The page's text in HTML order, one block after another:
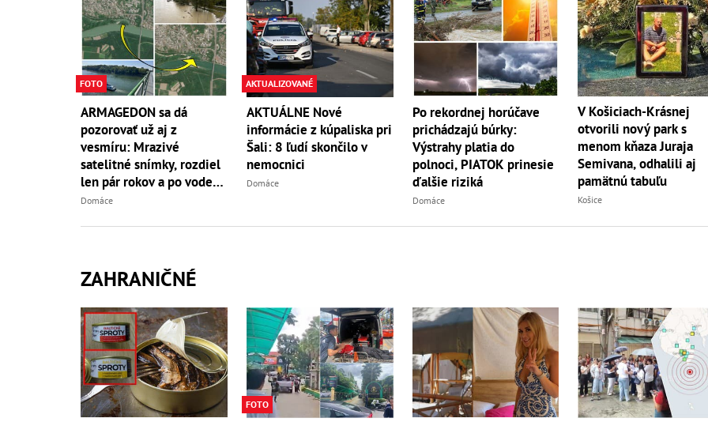
FOTO
ARMAGEDON sa dá
pozorovať už aj z
vesmíru: Mrazivé
satelitné snímky, rozdiel
len pár rokov a po vode
ani stopy!
Domáce
AKTUALIZOVANÉ
AKTUÁLNE Nové
informácie z kúpaliska pri
Šali: 8 ľudí skončilo v
nemocnici
Domáce
Po rekordnej horúčave
prichádzajú búrky:
Výstrahy platia do
polnoci, PIATOK prinesie
ďalšie riziká
Domáce
V Košiciach-Krásnej
otvorili nový park s
menom kňaza Juraja
Semivana, odhalili aj
pamätnú tabuľu
Košice
ZAHRANIČNÉ
FOTO